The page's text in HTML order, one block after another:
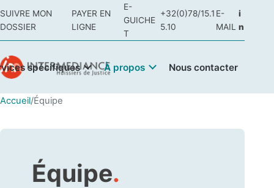
SUIVRE MON
DOSSIER
PAYER EN
LIGNE
E-
GUICHE
T
+32(0)78/15.1
5.10
E-
MAIL
i
n
spécifiques À propos Nous contacter
Accueil/Équipe
Équipe.